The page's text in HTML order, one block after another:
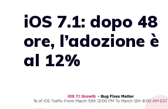
iOS 7.1: dopo 48
ore, l’adozione è
al 12%